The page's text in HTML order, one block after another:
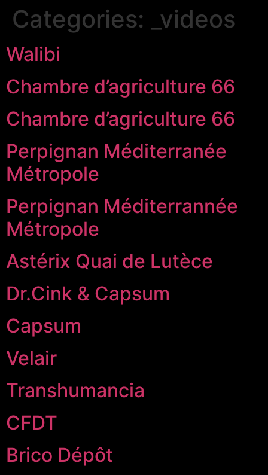
Categories: _videos
Walibi
Chambre d’agriculture 66
Chambre d’agriculture 66
Perpignan Méditerranée
Métropole
Perpignan Méditerrannée
Métropole
Astérix Quai de Lutèce
Dr.Cink & Capsum
Capsum
Velair
Transhumancia
CFDT
Brico Dépôt